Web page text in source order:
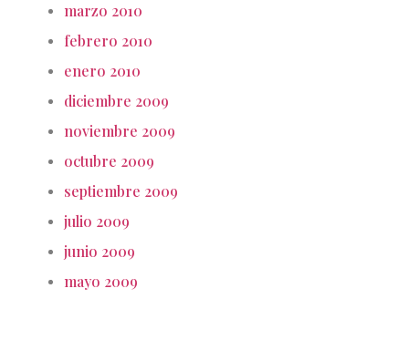
marzo 2010
febrero 2010
enero 2010
diciembre 2009
noviembre 2009
octubre 2009
septiembre 2009
julio 2009
junio 2009
mayo 2009